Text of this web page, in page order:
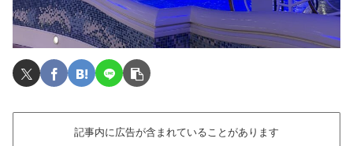
記事内に広告が含まれていることがあります